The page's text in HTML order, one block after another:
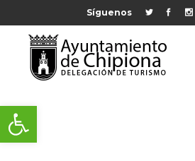
Abrir barra de herramientas
Síguenos